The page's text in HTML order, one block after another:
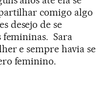
comigo algo
desejo de se
Sara
e sempre havia se
feminino.